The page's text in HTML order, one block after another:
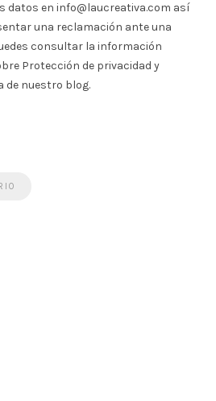
datos en info@laucreativa.com así
una reclamación ante una
consultar la información
Protección de privacidad y
de nuestro blog.